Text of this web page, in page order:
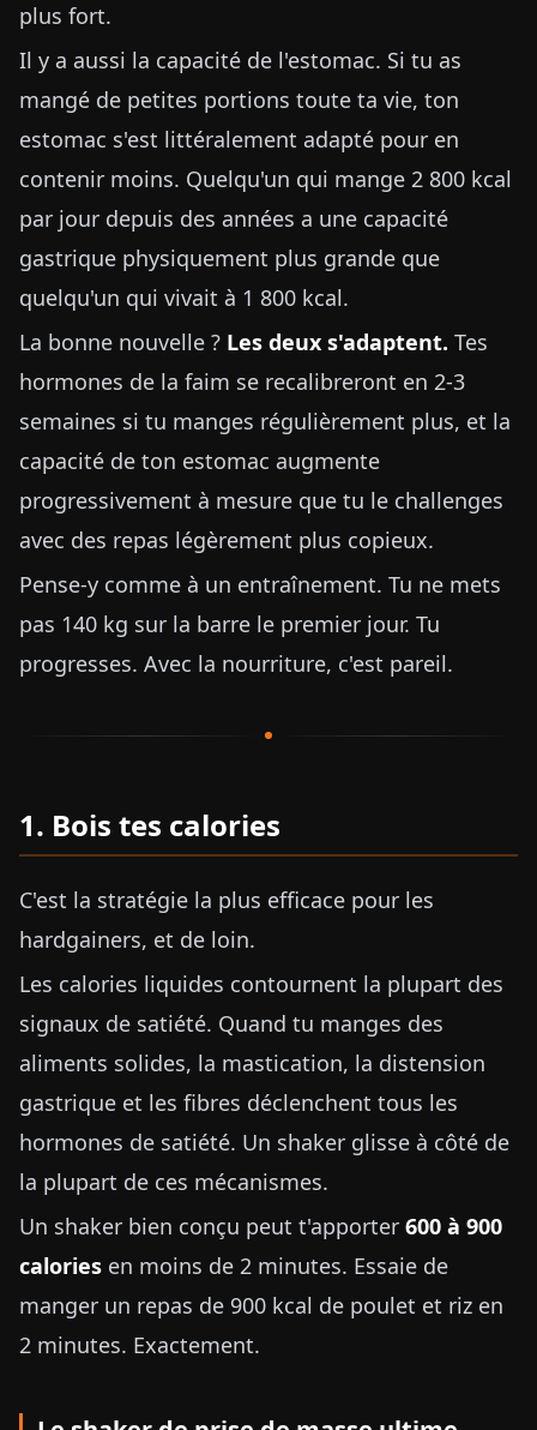
plus fort.
Il y a aussi la capacité de l'estomac. Si tu as
mangé de petites portions toute ta vie, ton
estomac s'est littéralement adapté pour en
contenir moins. Quelqu'un qui mange 2 800 kcal
par jour depuis des années a une capacité
gastrique physiquement plus grande que
quelqu'un qui vivait à 1 800 kcal.
La bonne nouvelle ? Les deux s'adaptent. Tes
hormones de la faim se recalibreront en 2-3
semaines si tu manges régulièrement plus, et la
capacité de ton estomac augmente
progressivement à mesure que tu le challenges
avec des repas légèrement plus copieux.
Pense-y comme à un entraînement. Tu ne mets
pas 140 kg sur la barre le premier jour. Tu
progresses. Avec la nourriture, c'est pareil.
1. Bois tes calories
C'est la stratégie la plus efficace pour les
hardgainers, et de loin.
Les calories liquides contournent la plupart des
signaux de satiété. Quand tu manges des
aliments solides, la mastication, la distension
gastrique et les fibres déclenchent tous les
hormones de satiété. Un shaker glisse à côté de
la plupart de ces mécanismes.
Un shaker bien conçu peut t'apporter 600 à 900
calories en moins de 2 minutes. Essaie de
manger un repas de 900 kcal de poulet et riz en
2 minutes. Exactement.